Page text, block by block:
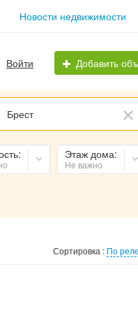
Новости недвижимости
Войти Добавить
Брест
Этаж дома:
Не важно
Сортировка : По